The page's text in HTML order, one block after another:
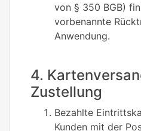
von § 350 BGB)
vorbenannte
Anwendung.
4.
Zustellung
Bezahlte
Kunden mit der